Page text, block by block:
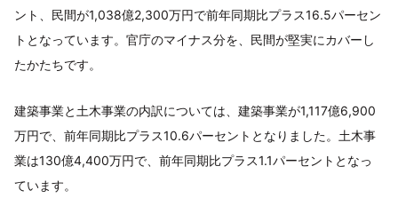
ント、民間が1,038億2,300万円で前年同期比プラス16.5パーセン
トとなっています。官庁のマイナス分を、民間が堅実にカバーし
たかたちです。
建築事業と土木事業の内訳については、建築事業が1,117億6,900
万円で、前年同期比プラス10.6パーセントとなりました。土木事
業は130億4,400万円で、前年同期比プラス1.1パーセントとなっ
ています。